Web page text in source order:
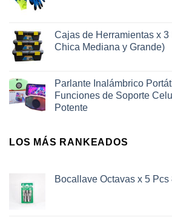
Cajas de Herramientas x 3
Chica Mediana y Grande)
Parlante Inalámbrico
Funciones de Soporte
Potente
LOS MÁS RANKEADOS
Bocallave Octavas x 5 Pcs